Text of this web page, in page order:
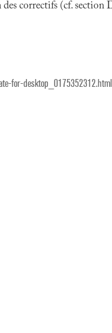
correctifs (cf. section
for-desktop_0175352312.html